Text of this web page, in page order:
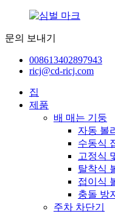
문의 보내기
008613402897943
ricj@cd-ricj.com
집
제품
배 매는 기둥
자동 볼
수동식
고정식
탈착식
접이식
충돌 방
주차 차단기